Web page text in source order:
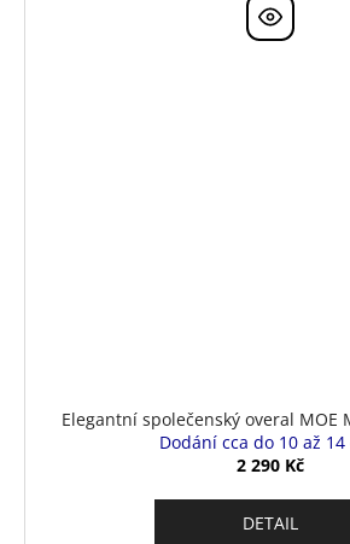
Elegantní společenský overal MOE
Dodání cca do 10 až
2 290 Kč
DETAIL